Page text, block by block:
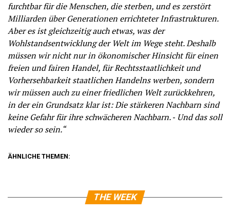
furchtbar für die Menschen, die sterben, und es zerstört
Milliarden über Generationen errichteter Infrastrukturen.
Aber es ist gleichzeitig auch etwas, was der
Wohlstandsentwicklung der Welt im Wege steht. Deshalb
müssen wir nicht nur in ökonomischer Hinsicht für einen
freien und fairen Handel, für Rechtsstaatlichkeit und
Vorhersehbarkeit staatlichen Handelns werben, sondern
wir müssen auch zu einer friedlichen Welt zurückkehren,
in der ein Grundsatz klar ist: Die stärkeren Nachbarn sind
keine Gefahr für ihre schwächeren Nachbarn. ‑ Und das soll
wieder so sein.“
ÄHNLICHE THEMEN:
THE WEEK